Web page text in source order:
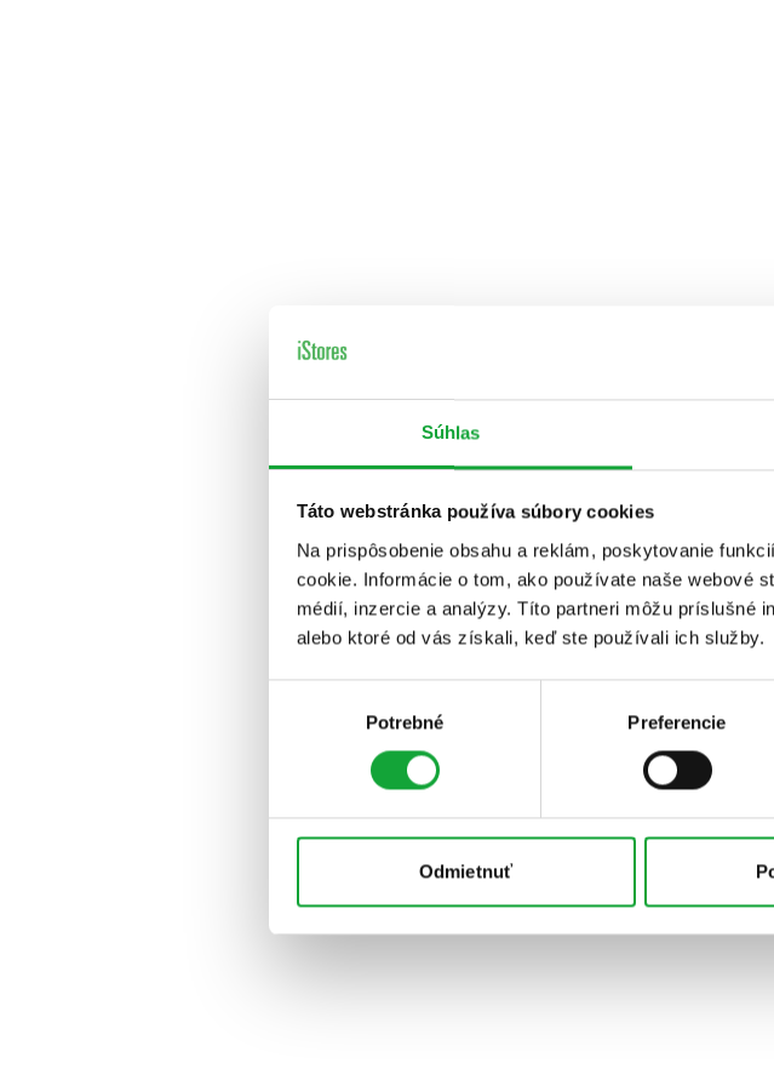
Súhlas
Táto webstránka používa súbory cookies
Na prispôsobenie obsahu a reklám, poskytovanie
cookie. Informácie o tom, ako používate naše webové
médií, inzercie a analýzy. Títo partneri môžu príslušné
alebo ktoré od vás získali, keď ste používali ich služby.
Potrebné Preferencie
Odmietnuť